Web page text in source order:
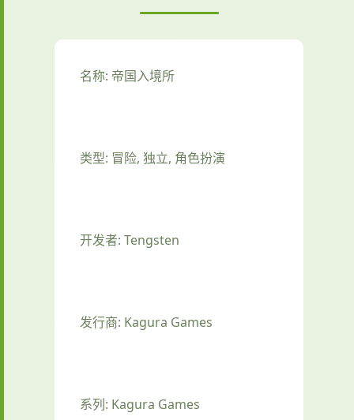
名称: 帝国入境所
类型: 冒险, 独立, 角色扮演
开发者: Tengsten
发行商: Kagura Games
系列: Kagura Games